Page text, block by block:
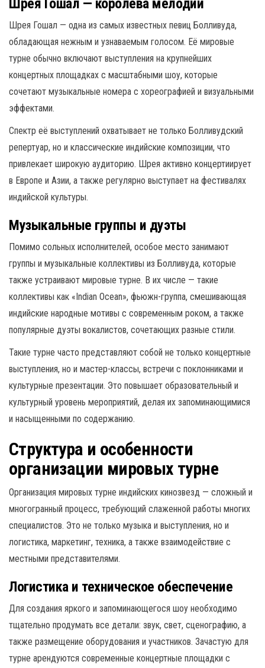
Шрея Гошал — королева мелодий
Шрея Гошал — одна из самых известных певиц Болливуда,
обладающая нежным и узнаваемым голосом. Её мировые
турне обычно включают выступления на крупнейших
концертных площадках с масштабными шоу, которые
сочетают музыкальные номера с хореографией и визуальными
эффектами.
Спектр её выступлений охватывает не только Болливудский
репертуар, но и классические индийские композиции, что
привлекает широкую аудиторию. Шрея активно концертиирует
в Европе и Азии, а также регулярно выступает на фестивалях
индийской культуры.
Музыкальные группы и дуэты
Помимо сольных исполнителей, особое место занимают
группы и музыкальные коллективы из Болливуда, которые
также устраивают мировые турне. В их числе — такие
коллективы как «Indian Ocean», фьюжн-группа, смешивающая
индийские народные мотивы с современным роком, а также
популярные дуэты вокалистов, сочетающих разные стили.
Такие турне часто представляют собой не только концертные
выступления, но и мастер-классы, встречи с поклонниками и
культурные презентации. Это повышает образовательный и
культурный уровень мероприятий, делая их запоминающимися
и насыщенными по содержанию.
Структура и особенности
организации мировых турне
Организация мировых турне индийских кинозвезд — сложный и
многогранный процесс, требующий слаженной работы многих
специалистов. Это не только музыка и выступления, но и
логистика, маркетинг, техника, а также взаимодействие с
местными представителями.
Логистика и техническое обеспечение
Для создания яркого и запоминающегося шоу необходимо
тщательно продумать все детали: звук, свет, сценографию, а
также размещение оборудования и участников. Зачастую для
турне арендуются современные концертные площадки с